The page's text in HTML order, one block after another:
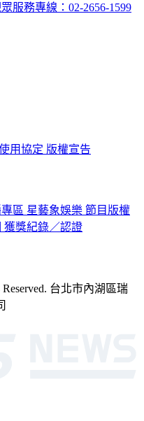
服務專線：02-2656-1599
用協定 版權宣告
區 星藝象娛樂 節目版權
獲獎紀錄／認證
台北市內湖區瑞